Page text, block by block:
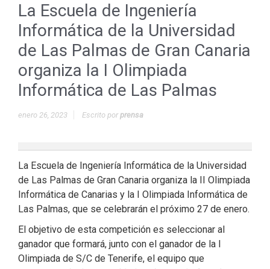
La Escuela de Ingeniería
Informática de la Universidad
de Las Palmas de Gran Canaria
organiza la I Olimpiada
Informática de Las Palmas
enero 26, 2023 Escrito porprensa
La Escuela de Ingeniería Informática de la Universidad
de Las Palmas de Gran Canaria organiza la II Olimpiada
Informática de Canarias y la I Olimpiada Informática de
Las Palmas, que se celebrarán el próximo 27 de enero.
El objetivo de esta competición es seleccionar al
ganador que formará, junto con el ganador de la I
Olimpiada de S/C de Tenerife, el equipo que